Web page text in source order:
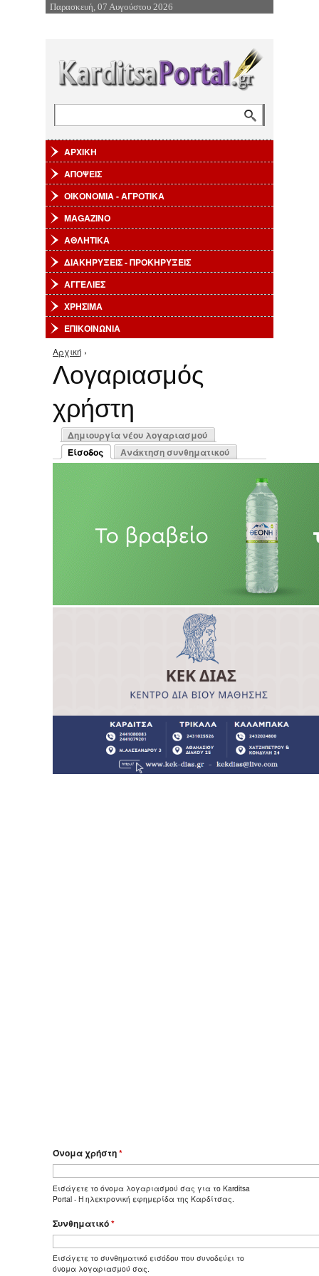
Επιστροφή στην Πλοήγηση
Παρασκευή, 07 Αυγούστου 2026
ΑΡΧΙΚΗ
ΑΠΟΨΕΙΣ
ΟΙΚΟΝΟΜΙΑ - ΑΓΡΟΤΙΚΑ
MAGAZINO
ΑΘΛΗΤΙΚΑ
ΔΙΑΚΗΡΥΞΕΙΣ - ΠΡΟΚΗΡΥΞΕΙΣ
ΑΓΓΕΛΙΕΣ
ΧΡΗΣΙΜΑ
ΕΠΙΚΟΙΝΩΝΙΑ
Είστε εδώ
Αρχική ›
Λογαριασμός
χρήστη
Πρωτεύουσες καρτέλες
Δημιουργία νέου λογαριασμού
Είσοδος
(ενεργή καρτέλα)
Ανάκτηση συνθηματικού
Όνομα χρήστη*
Εισάγετε το όνομα λογαριασμού σας για το Karditsa
Portal - Η ηλεκτρονική εφημερίδα της Καρδίτσας.
Συνθηματικό*
Εισάγετε το συνθηματικό εισόδου που συνοδεύει το
όνομα λογαριασμού σας.